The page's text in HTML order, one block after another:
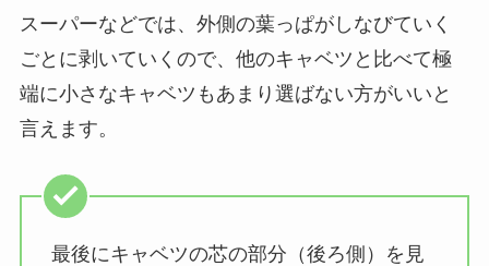
スーパーなどでは、外側の葉っぱがしなびていく
ごとに剥いていくので、他のキャベツと比べて極
端に小さなキャベツもあまり選ばない方がいいと
言えます。
最後にキャベツの芯の部分（後ろ側）を見